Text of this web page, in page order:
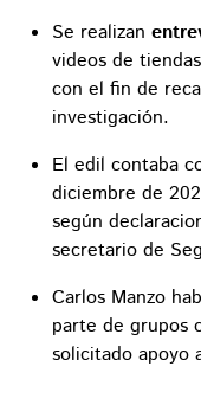
Se realizan
videos de
con el fin de
investigación.
El edil contaba
diciembre de
según
secretario de
Carlos Manzo
parte de grupos
solicitado apoyo